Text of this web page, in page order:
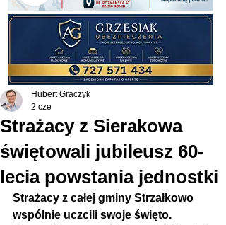
Strażacy z Sierakowa
świętowali jubileusz 60-
lecia powstania jednostki
Hubert Graczyk
2 cze
Strażacy z całej gminy Strzałkowo
wspólnie uczcili swoje święto.